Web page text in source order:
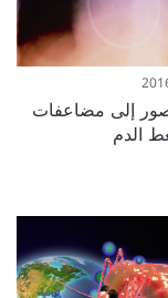
إلى مضاعفات
الدم